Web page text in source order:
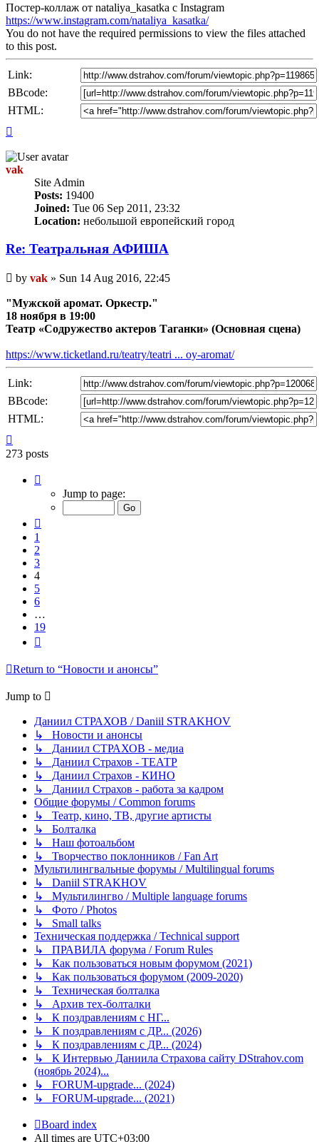
Постер-коллаж от nataliya_kasatka c Instagram
https://www.instagram.com/nataliya_kasatka/
You do not have the required permissions to view the files attached
to this post.
Link:
BBcode:
HTML:
vak
Site Admin
Posts: 19400
Joined: Tue 06 Sep 2011, 23:32
Location: небольшой европейский город
Re: Театральная АФИША
Unread
post
by vak » Sun 14 Aug 2016, 22:45
"Мужской аромат. Оркестр."
18 ноября в 19:00
Театр «Содружество актеров Таганки» (Основная сцена)
https://www.ticketland.ru/teatry/teatri ... oy-aromat/
Link:
BBcode:
HTML:
273 posts
Jump to page:
1
2
3
4
5
6
…
19
Return to “Новости и анонсы”
Jump to
Даниил СТРАХОВ / Daniil STRAKHOV
↳ Новости и анонсы
↳ Даниил СТРАХОВ - медиа
↳ Даниил Страхов - ТЕАТР
↳ Даниил Страхов - КИНО
↳ Даниил Страхов - работа за кадром
Общие форумы / Common forums
↳ Театр, кино, ТВ, другие артисты
↳ Болталка
↳ Наш фотоальбом
↳ Творчество поклонников / Fan Art
Мультилингвальные форумы / Multilingual forums
↳ Daniil STRAKHOV
↳ Мультилингво / Multiple language forums
↳ Фото / Photos
↳ Small talks
Техническая поддержка / Technical support
↳ ПРАВИЛА форума / Forum Rules
↳ Как пользоваться новым форумом (2021)
↳ Как пользоваться форумом (2009-2020)
↳ Техническая болталка
↳ Архив тех-болталки
↳ К поздравлениям с НГ...
↳ К поздравлениям с ДР... (2026)
↳ К поздравлениям с ДР... (2024)
↳ К Интервью Даниила Страхова сайту DStrahov.com
(ноябрь 2024)...
↳ FORUM-upgrade... (2024)
↳ FORUM-upgrade... (2021)
Board index
All times are UTC+03:00